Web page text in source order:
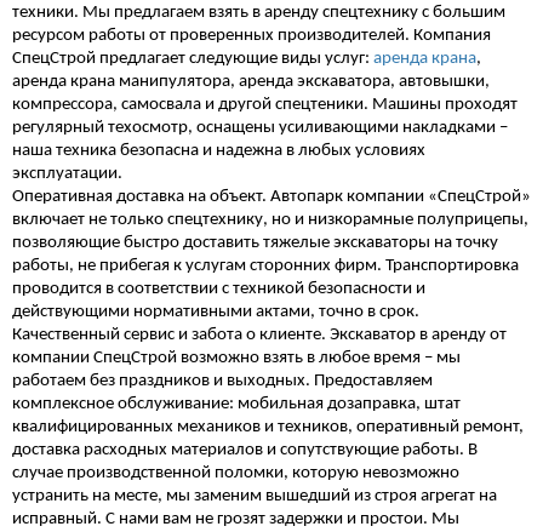
техники. Мы предлагаем взять в аренду спецтехнику с большим
ресурсом работы от проверенных производителей. Компания
СпецСтрой предлагает следующие виды услуг: аренда крана,
аренда крана манипулятора, аренда экскаватора, автовышки,
компрессора, самосвала и другой спецтеники. Машины проходят
регулярный техосмотр, оснащены усиливающими накладками –
наша техника безопасна и надежна в любых условиях
эксплуатации.
Оперативная доставка на объект. Автопарк компании «СпецСтрой»
включает не только спецтехнику, но и низкорамные полуприцепы,
позволяющие быстро доставить тяжелые экскаваторы на точку
работы, не прибегая к услугам сторонних фирм. Транспортировка
проводится в соответствии с техникой безопасности и
действующими нормативными актами, точно в срок.
Качественный сервис и забота о клиенте. Экскаватор в аренду от
компании СпецСтрой возможно взять в любое время – мы
работаем без праздников и выходных. Предоставляем
комплексное обслуживание: мобильная дозаправка, штат
квалифицированных механиков и техников, оперативный ремонт,
доставка расходных материалов и сопутствующие работы. В
случае производственной поломки, которую невозможно
устранить на месте, мы заменим вышедший из строя агрегат на
исправный. С нами вам не грозят задержки и простои. Мы